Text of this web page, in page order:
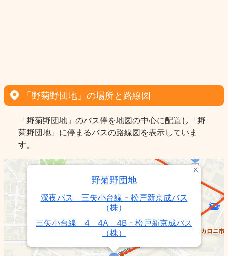
「野菊野団地」の場所と路線図
「野菊野団地」のバス停を地図の中心に配置し「野
菊野団地」に停まるバスの路線図を表示していま
す。
野菊野団地
深夜バス 三矢小台線 - 松戸新京成バス
（株）
三矢小台線 4 4A 4B - 松戸新京成バス
（株）